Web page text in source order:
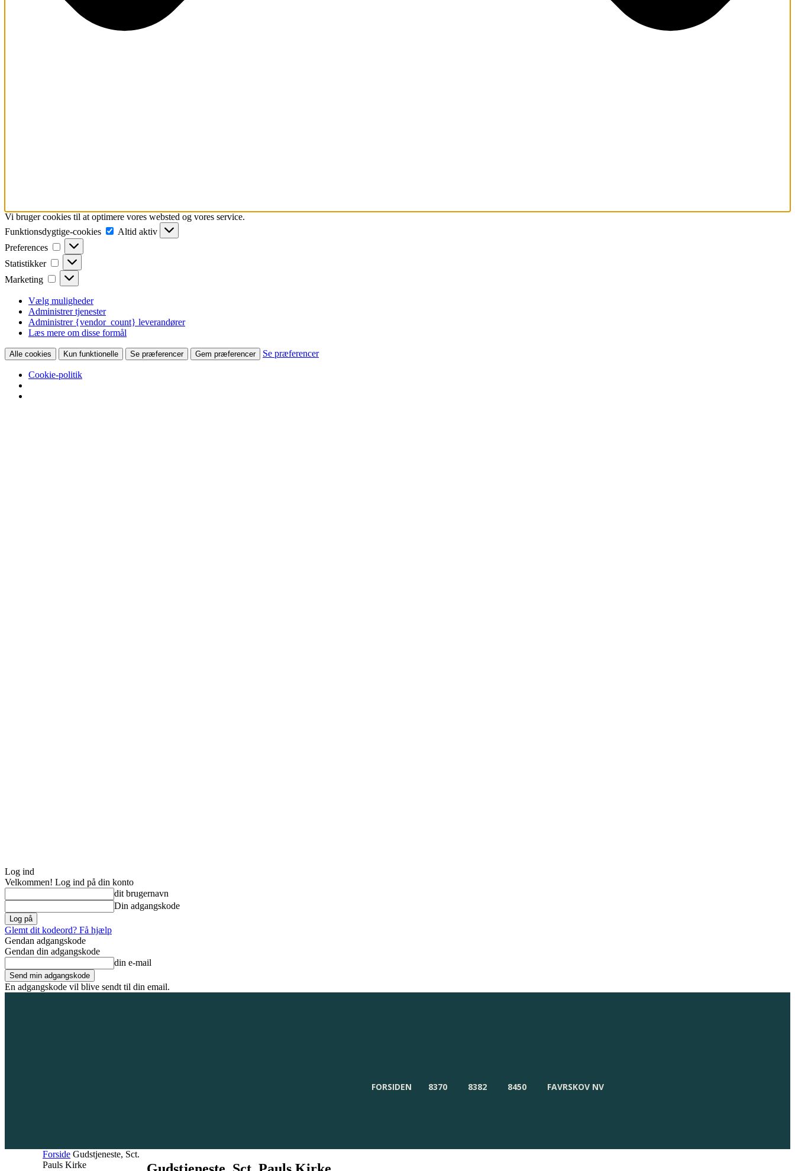
Vi bruger cookies til at optimere vores websted og vores service.
Funktionsdygtige-cookies
Funktionsdygtige-
cookies
Altid aktiv
Preferences
Preferences
Statistikker Statistikker
Marketing Marketing
Vælg muligheder
Administrer tjenester
Administrer {vendor_count} leverandører
Læs mere om disse formål
Alle cookies Kun funktionelle Se præferencer Gem præferencer Se præferencer
Cookie-politik
Log ind
Velkommen! Log ind på din konto
dit brugernavn
Din adgangskode
Glemt dit kodeord? Få hjælp
Gendan adgangskode
Gendan din adgangskode
din e-mail
En adgangskode vil blive sendt til din email.
FORSIDEN 8370 8382 8450 FAVRSKOV NV
Forside Gudstjeneste, Sct.
Pauls Kirke